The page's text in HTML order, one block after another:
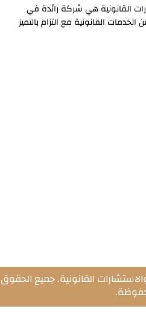
القانونية هي شركة رائدة في
القانونية مع التزام بالتميز
والاستشارات القانونية. جميع الحقوق